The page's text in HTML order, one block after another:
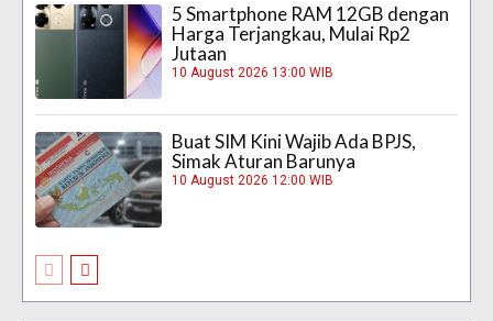
5 Smartphone RAM 12GB dengan
Harga Terjangkau, Mulai Rp2
Jutaan
10 August 2026 13:00 WIB
Buat SIM Kini Wajib Ada BPJS,
Simak Aturan Barunya
10 August 2026 12:00 WIB